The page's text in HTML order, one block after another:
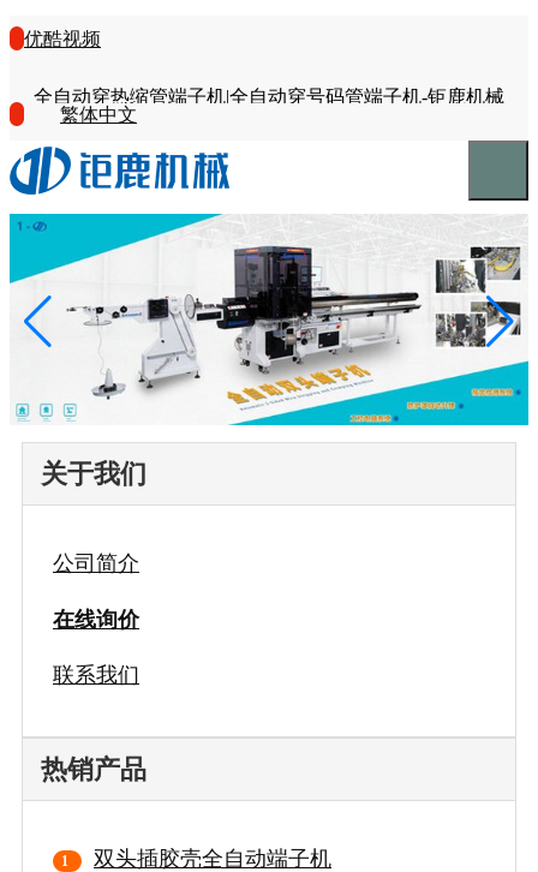
优酷视频
全自动穿热缩管端子机|全自动穿号码管端子机-钜鹿机械
繁体中文
关于我们
公司简介
在线询价
联系我们
热销产品
双头插胶壳全自动端子机